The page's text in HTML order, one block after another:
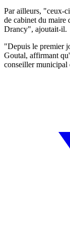
Par ailleurs, "ceux-
de cabinet du maire
Drancy", ajoutait-il.
"Depuis le premier
Goutal, affirmant
conseiller municipal